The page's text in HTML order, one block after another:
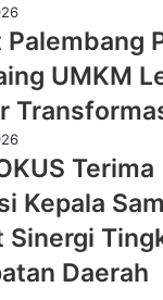
Palembang
UMKM
Terima
Kepala
Sinergi
Daerah